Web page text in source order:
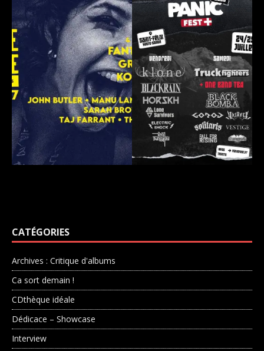
CATÉGORIES
Archives : Critique d'albums
Ca sort demain !
CDthèque idéale
Dédicace – Showcase
Interview